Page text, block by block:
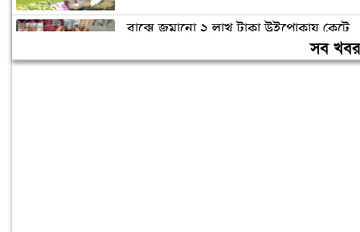
বাক্সে জমানো ২ লাখ টাকা উইপোকায় কেটে
সব